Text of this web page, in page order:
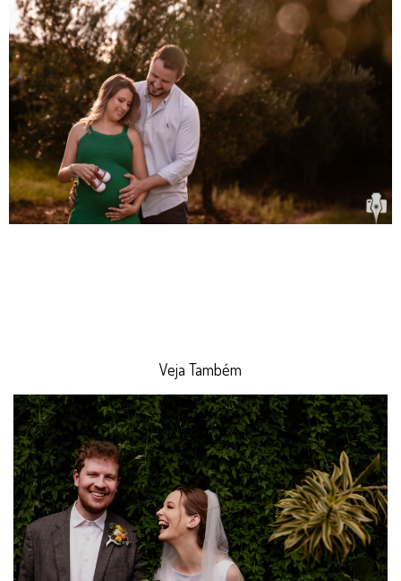
Veja Também